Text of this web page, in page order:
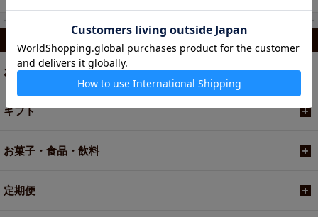
お茶
ギフト
お菓子・食品・飲料
定期便